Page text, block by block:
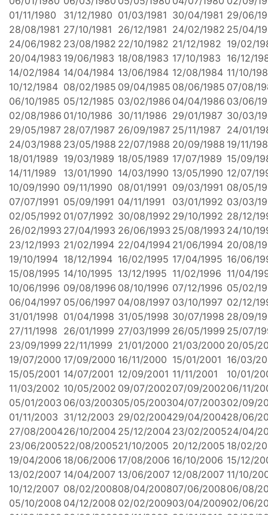
01/11/1980
31/12/1980 01/03/1981 30/04/1981 29/06/
28/08/1981 27/10/1981 26/12/1981 24/02/1982 25/04/
24/06/1982 23/08/1982 22/10/1982 21/12/1982 19/02/
20/04/1983 19/06/1983 18/08/1983 17/10/1983 16/12/
14/02/1984 14/04/1984 13/06/1984 12/08/1984 11/10/
10/12/1984 08/02/1985 09/04/1985 08/06/1985 07/08/
06/10/1985 05/12/1985 03/02/1986 04/04/1986 03/06/
02/08/1986 01/10/1986 30/11/1986 29/01/1987 30/03/
29/05/1987 28/07/1987 26/09/1987 25/11/1987 24/01/
24/03/1988 23/05/1988 22/07/1988 20/09/1988 19/11/
18/01/1989 19/03/1989 18/05/1989 17/07/1989 15/09/
14/11/1989
13/01/1990 14/03/1990 13/05/1990 12/07/
10/09/1990 09/11/1990 08/01/1991 09/03/1991 08/05/
07/07/1991 05/09/1991 04/11/1991 03/01/1992 03/03/
02/05/1992 01/07/1992 30/08/1992 29/10/1992 28/12/
26/02/1993 27/04/1993 26/06/1993 25/08/1993 24/10/
23/12/1993 21/02/1994 22/04/1994 21/06/1994 20/08/
19/10/1994 18/12/1994 16/02/1995 17/04/1995 16/06/
15/08/1995 14/10/1995 13/12/1995 11/02/1996 11/04/
10/06/1996 09/08/1996 08/10/1996 07/12/1996 05/02/
06/04/1997 05/06/1997 04/08/1997 03/10/1997 02/12/
31/01/1998 01/04/1998 31/05/1998 30/07/1998 28/09/
27/11/1998 26/01/1999 27/03/1999 26/05/1999 25/07/
23/09/1999 22/11/1999 21/01/2000 21/03/2000 20/05/
19/07/2000 17/09/2000 16/11/2000 15/01/2001 16/03/
15/05/2001 14/07/2001 12/09/2001 11/11/2001
10/01/
11/03/2002 10/05/2002 09/07/200207/09/200206/11/
05/01/2003 06/03/200305/05/200304/07/200302/09/
01/11/2003 31/12/2003 29/02/200429/04/200428/06/
27/08/200426/10/2004 25/12/2004 23/02/200524/04/
23/06/200522/08/200521/10/2005 20/12/2005 18/02/
19/04/2006 18/06/2006 17/08/2006 16/10/2006 15/12/
13/02/2007 14/04/2007 13/06/2007 12/08/2007 11/10/
10/12/2007 08/02/200808/04/200807/06/200806/08/
05/10/2008 04/12/2008 02/02/200903/04/200902/06/